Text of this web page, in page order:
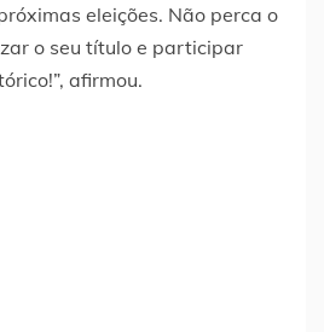
eleições. Não perca o
o seu título e participar
afirmou.